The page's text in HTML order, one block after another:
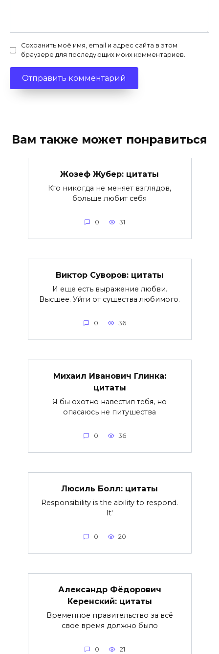
Сохранить моё имя, email и адрес сайта в этом
браузере для последующих моих комментариев.
Вам также может понравиться
Жозеф Жубер: цитаты
Кто никогда не меняет взглядов,
больше любит себя
0 31
Виктор Суворов: цитаты
И еще есть выражение любви.
Высшее. Уйти от существа любимого.
0 36
Михаил Иванович Глинка:
цитаты
Я бы охотно навестил тебя, но
опасаюсь не питушества
0 36
Люсиль Болл: цитаты
Responsibility is the ability to respond.
It'
0 20
Александр Фёдорович
Керенский: цитаты
Временное правительство за всё
свое время должно было
0 21